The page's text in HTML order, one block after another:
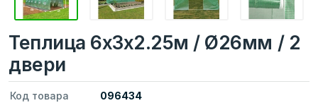
Теплица 6x3x2.25м / Ø26мм / 2
двери
Код товара
096434